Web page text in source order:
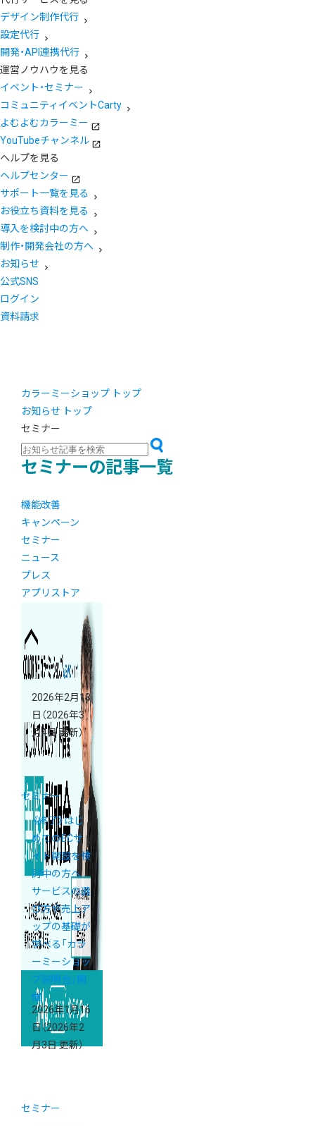
デザイン制作代行
設定代行
開発・API連携代行
運営ノウハウを見る
イベント・セミナー
コミュニティイベントCarty
よむよむカラーミー
YouTubeチャンネル
ヘルプを見る
ヘルプセンター
サポート一覧を見る
お役立ち資料を見る
導入を検討中の方へ
制作・開発会社の方へ
お知らせ
公式SNS
ログイン
資料請求
カラーミーショップ トップ
お知らせ トップ
セミナー
セミナーの記事一覧
機能改善
キャンペーン
セミナー
ニュース
プレス
アプリストア
2026年2月18
日 （2026年3
月4日 更新）
セミナー
《終了》はじ
めてのECサ
イト開設を検
討中の方へ
サービスの選
び方や売上ア
ップの基礎が
学べる「カラ
ーミーショッ
プ説明会」開
催
2026年1月16
日 （2026年2
月3日 更新）
セミナー